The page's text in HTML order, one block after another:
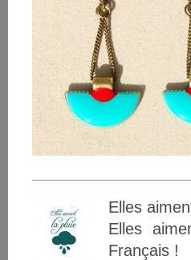
Elles
Elles
Français !